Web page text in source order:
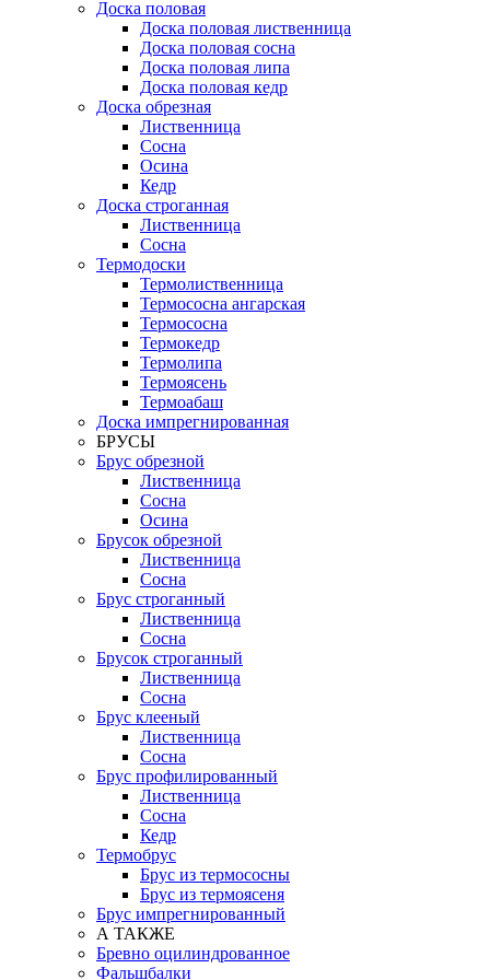
Доска половая
Доска половая лиственница
Доска половая сосна
Доска половая липа
Доска половая кедр
Доска обрезная
Лиственница
Сосна
Осина
Кедр
Доска строганная
Лиственница
Сосна
Термодоски
Термолиственница
Термососна ангарская
Термососна
Термокедр
Термолипа
Термоясень
Термоабаш
Доска импрегнированная
БРУСЫ
Брус обрезной
Лиственница
Сосна
Осина
Брусок обрезной
Лиственница
Сосна
Брус строганный
Лиственница
Сосна
Брусок строганный
Лиственница
Сосна
Брус клееный
Лиственница
Сосна
Брус профилированный
Лиственница
Сосна
Кедр
Термобрус
Брус из термососны
Брус из термоясеня
Брус импрегнированный
А ТАКЖЕ
Бревно оцилиндрованное
Фальшбалки